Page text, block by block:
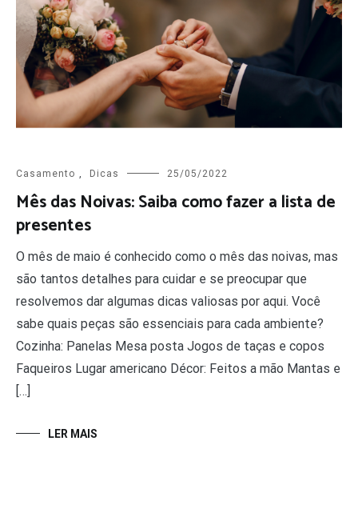
Casamento , Dicas 25/05/2022
Mês das Noivas: Saiba como fazer a lista de
presentes
O mês de maio é conhecido como o mês das noivas, mas
são tantos detalhes para cuidar e se preocupar que
resolvemos dar algumas dicas valiosas por aqui. Você
sabe quais peças são essenciais para cada ambiente?
Cozinha: Panelas Mesa posta Jogos de taças e copos
Faqueiros Lugar americano Décor: Feitos a mão Mantas e
[…]
LER MAIS